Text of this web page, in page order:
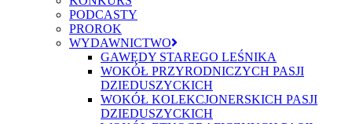
PODCASTY
PROROK
WYDAWNICTWO
GAWĘDY STAREGO LEŚNIKA
WOKÓŁ PRZYRODNICZYCH PASJI
DZIEDUSZYCKICH
WOKÓŁ KOLEKCJONERSKICH PASJI
DZIEDUSZYCKICH